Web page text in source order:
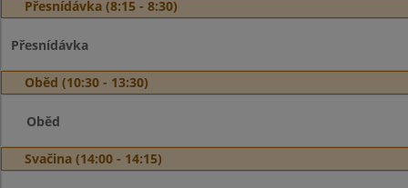
Přesnídávka (8:15 - 8:30)
Přesnídávka
Oběd (10:30 - 13:30)
Oběd
Svačina (14:00 - 14:15)